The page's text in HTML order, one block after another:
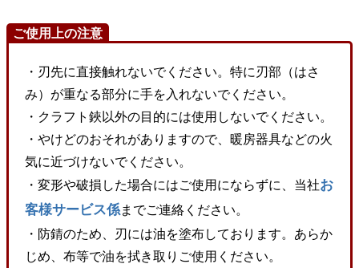
ご使用上の注意
・刃先に直接触れないでください。特に刃部（はさ
み）が重なる部分に手を入れないでください。
・クラフト鋏以外の目的には使用しないでください。
・やけどのおそれがありますので、暖房器具などの火
気に近づけないでください。
・変形や破損した場合にはご使用にならずに、当社お
客様サービス係までご連絡ください。
・防錆のため、刃には油を塗布しております。あらか
じめ、布等で油を拭き取りご使用ください。